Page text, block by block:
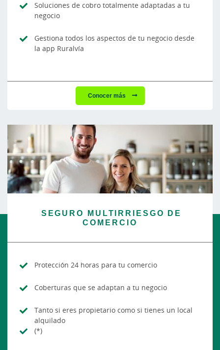
Soluciones de cobro totalmente adaptadas a tu
negocio
Gestiona todos los aspectos de tu negocio desde
la app Ruralvía
Conocer más
SEGURO MULTIRRIESGO DE
COMERCIO
Protección 24 horas para tu comercio
Coberturas que se adaptan a tu negocio
Tanto si eres propietario como si tienes un local
alquilado
(*)